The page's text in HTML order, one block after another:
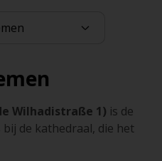
Wilhadistraße 1) is de
de kathedraal, die het